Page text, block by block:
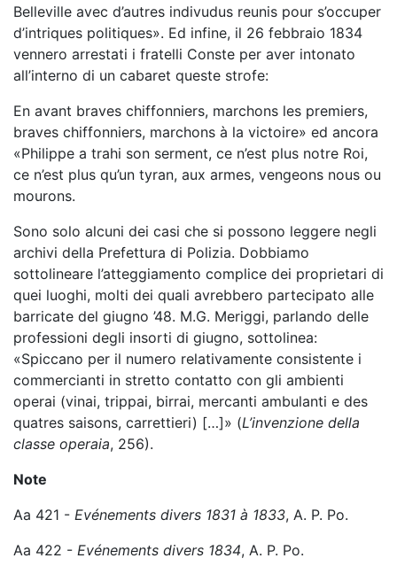
Belleville avec d’autres indivudus reunis pour s’occuper
d’intriques politiques». Ed infine, il 26 febbraio 1834
vennero arrestati i fratelli Conste per aver intonato
all’interno di un cabaret queste strofe:
En avant braves chiffonniers, marchons les premiers,
braves chiffonniers, marchons à la victoire» ed ancora
«Philippe a trahi son serment, ce n’est plus notre Roi,
ce n’est plus qu’un tyran, aux armes, vengeons nous ou
mourons.
Sono solo alcuni dei casi che si possono leggere negli
archivi della Prefettura di Polizia. Dobbiamo
sottolineare l’atteggiamento complice dei proprietari di
quei luoghi, molti dei quali avrebbero partecipato alle
barricate del giugno ’48. M.G. Meriggi, parlando delle
professioni degli insorti di giugno, sottolinea:
«Spiccano per il numero relativamente consistente i
commercianti in stretto contatto con gli ambienti
operai (vinai, trippai, birrai, mercanti ambulanti e des
quatres saisons, carrettieri) […]» (L’invenzione della
classe operaia, 256).
Note
Aa 421 - Evénements divers 1831 à 1833, A. P. Po.
Aa 422 - Evénements divers 1834, A. P. Po.